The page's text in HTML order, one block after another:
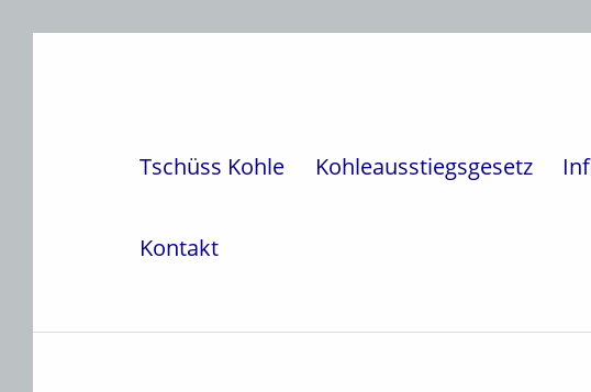
Weiter zur Hauptnavigation
Weiter zum Hauptinhalt
Weiter zur Fußzeile
Tschüss Kohle Kohleausstiegsgesetz
Kontakt